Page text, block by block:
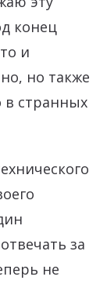
конец
и
но также
в странных
за
не